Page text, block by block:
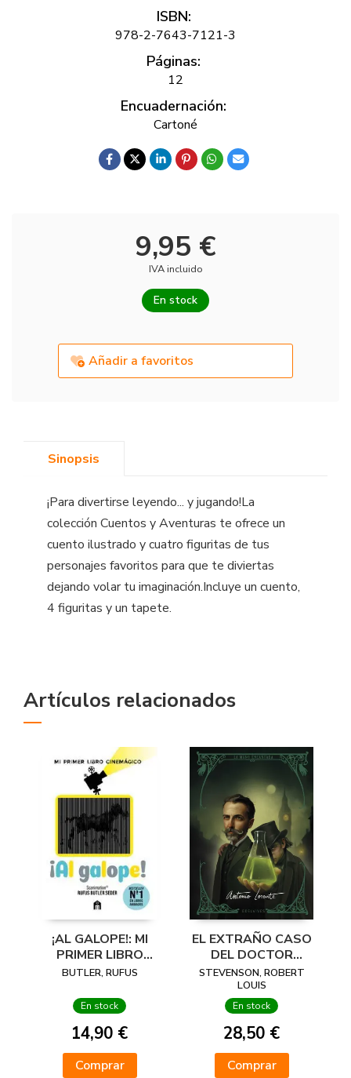
ISBN:
978-2-7643-7121-3
Páginas:
12
Encuadernación:
Cartoné
9,95 €
IVA incluido
En stock
Añadir a favoritos
Sinopsis
¡Para divertirse leyendo... y jugando!La
colección Cuentos y Aventuras te ofrece un
cuento ilustrado y cuatro figuritas de tus
personajes favoritos para que te diviertas
dejando volar tu imaginación.Incluye un cuento,
4 figuritas y un tapete.
Artículos relacionados
¡AL GALOPE!: MI
PRIMER LIBRO
CINEMAGICO
BUTLER, RUFUS
En stock
14,90 €
Comprar
EL EXTRAÑO CASO
DEL DOCTOR
JEKYLL Y EL SEÑOR
HYDE
STEVENSON, ROBERT
LOUIS
En stock
28,50 €
Comprar